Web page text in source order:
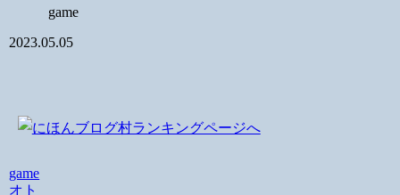
game
2023.05.05
game
オト